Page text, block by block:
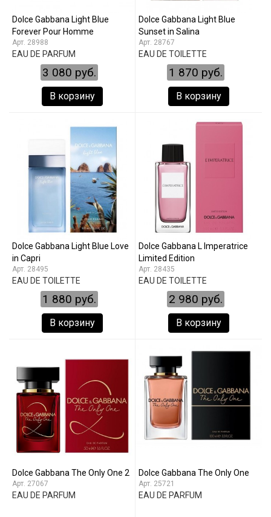
Dolce Gabbana Light Blue
Forever Pour Homme
28988
EAU DE PARFUM
3 080 руб.
В корзину
Dolce Gabbana Light Blue
Sunset in Salina
28767
EAU DE TOILETTE
1 870 руб.
В корзину
Dolce Gabbana Light Blue Love
in Capri
28495
EAU DE TOILETTE
1 880 руб.
В корзину
Dolce Gabbana L Imperatrice
Limited Edition
28435
EAU DE TOILETTE
2 980 руб.
В корзину
Dolce Gabbana The Only One 2
27067
EAU DE PARFUM
Dolce Gabbana The Only One
25721
EAU DE PARFUM